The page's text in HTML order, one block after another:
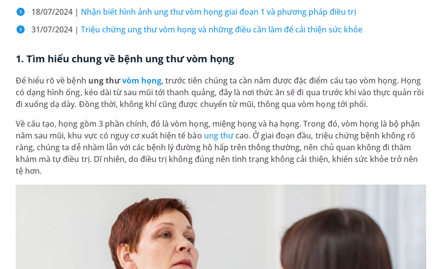
18/07/2024 | Nhận biết hình ảnh ung thư vòm họng giai đoạn 1 và phương pháp điều trị
31/07/2024 | Triệu chứng ung thư vòm họng và những điều cần làm để cải thiện sức khỏe
1. Tìm hiểu chung về bệnh ung thư vòm họng
Để hiểu rõ về bệnh ung thưvòm họng, trước tiên chúng ta cần nắm được đặc điểm cấu tạo vòm họng. Họng
có dạng hình ống, kéo dài từ sau mũi tới thanh quảng, đây là nơi thức ăn sẽ đi qua trước khi vào thực quản rồi
đi xuống dạ dày. Đồng thời, không khí cũng được chuyển từ mũi, thông qua vòm họng tới phổi.
Về cấu tạo, họng gồm 3 phần chính, đó là vòm họng, miệng họng và hạ họng. Trong đó, vòm họng là bộ phận
nằm sau mũi, khu vực có nguy cơ xuất hiện tế bào ung thưcao. Ở giai đoạn đầu, triệu chứng bệnh không rõ
ràng, chúng ta dễ nhầm lẫn với các bệnh lý đường hô hấp trên thông thường, nên chủ quan không đi thăm
khám mà tự điều trị. Dĩ nhiên, do điều trị không đúng nên tình trạng không cải thiện, khiến sức khỏe trở nên
tệ hơn.